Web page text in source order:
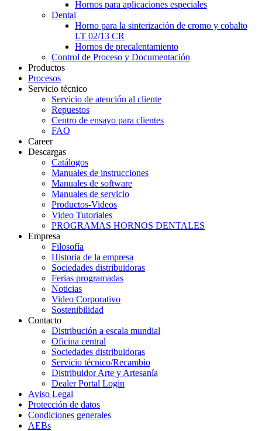
Hornos para aplicaciones especiales
Dental
Horno para la sinterización de cromo y cobalto
LT 02/13 CR
Hornos de precalentamiento
Control de Proceso y Documentación
Productos
Procesos
Servicio técnico
Servicio de atención al cliente
Repuestos
Centro de ensayo para clientes
FAQ
Career
Descargas
Catálogos
Manuales de instrucciones
Manuales de software
Manuales de servicio
Productos-Videos
Video Tutoriales
PROGRAMAS HORNOS DENTALES
Empresa
Filosofía
Historia de la empresa
Sociedades distribuidoras
Ferias programadas
Noticias
Video Corporativo
Sostenibilidad
Contacto
Distribución a escala mundial
Oficina central
Sociedades distribuidoras
Servicio técnico/Recambio
Distribuidor Arte y Artesanía
Dealer Portal Login
Aviso Legal
Protección de datos
Condiciones generales
AEBs